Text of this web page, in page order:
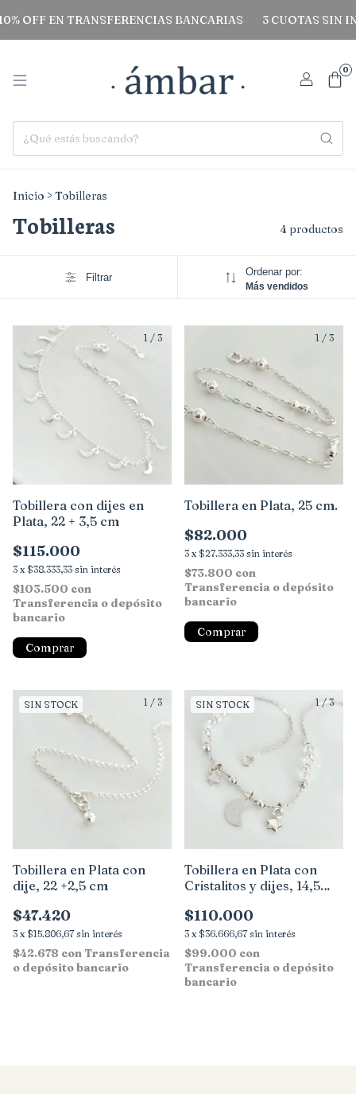
EN TRANSFERENCIAS BANCARIAS 3 CUOTAS SIN
0
Inicio >Tobilleras
Tobilleras 4 productos
Filtrar Ordenar por:
Más vendidos
1 / 3
Tobillera con dijes en
Plata, 22 + 3,5 cm
$115.000
3 x $38.333,33 sin interés
$103.500 con
Transferencia o depósito
bancario
1 / 3
Tobillera en Plata, 25 cm.
$82.000
3 x $27.333,33 sin interés
$73.800 con
Transferencia o depósito
bancario
1 / 3
SIN STOCK
Tobillera en Plata con
dije, 22 +2,5 cm
$47.420
3 x $15.806,67 sin interés
$42.678 conTransferencia
o depósito bancario
1/3
SIN STOCK
Tobillera en Plata con
Cristalitos y dijes, 14,5
$110.000
3 x $36.666,67 sin interés
$99.000 con
Transferencia o depósito
bancario